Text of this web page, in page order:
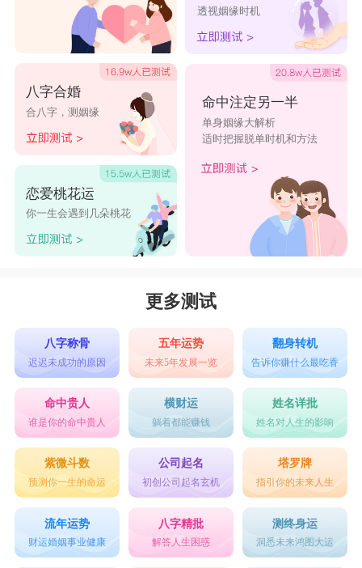
八字合婚
合八字，测姻缘
恋爱桃花运
你一生会遇到几朵桃花
透视姻缘时机
命中注定另一半
单身姻缘大解析
适时把握脱单时机和方法
更多测试
八字称骨
迟迟未成功的原因
五年运势
未来5年发展一览
翻身转机
告诉你赚什么最吃香
命中贵人
谁是你的命中贵人
横财运
躺着都能赚钱
姓名详批
姓名对人生的影响
紫微斗数
预测你一生的命运
公司起名
初创公司起名玄机
塔罗牌
指引你的未来人生
流年运势
财运婚姻事业健康
八字精批
解答人生困惑
测终身运
洞悉未来鸿图大运